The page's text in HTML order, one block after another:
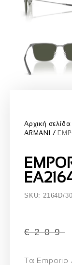
Αρχική σελίδα
ARMANI
SKU: 2164D/
€209
Τα Emporio